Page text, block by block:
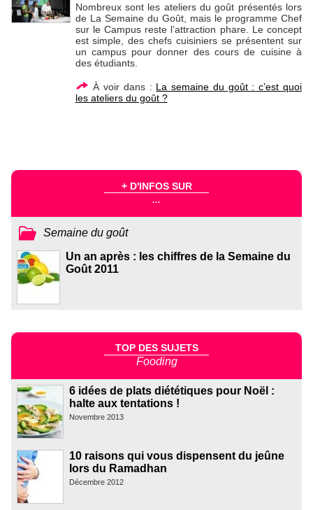
Nombreux sont les ateliers du goût présentés lors
de La Semaine du Goût, mais le programme Chef
sur le Campus reste l’attraction phare. Le concept
est simple, des chefs cuisiniers se présentent sur
un campus pour donner des cours de cuisine à
des étudiants.
À voir dans : La semaine du goût : c’est quoi
les ateliers du goût ?
+ D'INFOS SUR
...
Semaine du goût
Un an après : les chiffres de la Semaine du
Goût 2011
TOP DES SUJETS
Fooding
6 idées de plats diététiques pour Noël :
halte aux tentations !
Novembre 2013
10 raisons qui vous dispensent du jeûne
lors du Ramadhan
Décembre 2012